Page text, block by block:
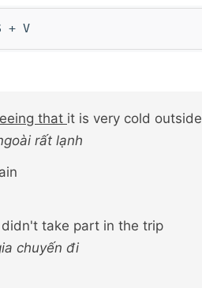
+ V
that it is very cold outside
rất lạnh
take part in the trip
chuyến đi